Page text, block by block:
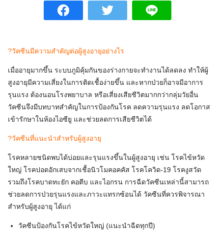
?วัคซีนมีความสำคัญต่อผู้สูงอายุอย่างไร
เมื่ออายุมากขึ้น ระบบภูมิคุ้มกันของร่างกายจะทำงานได้ลดลง ทำให้ผู้
สูงอายุมีความเสี่ยงในการติดเชื้อง่ายขึ้น และหากป่วยก็อาจมีอาการ
รุนแรง ต้องนอนโรงพยาบาล หรือเสี่ยงเสียชีวิตมากกว่ากลุ่มวัยอื่น
วัคซีนจึงมีบทบาทสำคัญในการป้องกันโรค ลดความรุนแรง ลดโอกาส
เข้ารักษาในห้องไอซียู และช่วยลดการเสียชีวิตได้
?วัคซีนที่แนะนำสำหรับผู้สูงอายุ
โรคหลายชนิดพบได้บ่อยและรุนแรงขึ้นในผู้สูงอายุ เช่น โรคไข้หวัด
ใหญ่ โรคปอดอักเสบจากเชื้อนิวโมคอคคัส โรคโควิด-19 โรคงูสวัด
รวมถึงโรคบาดทะยัก คอตีบ และไอกรน การฉีดวัคซีนเหล่านี้สามารถ
ช่วยลดการป่วยรุนแรงและภาวะแทรกซ้อนได้ วัคซีนที่ควรพิจารณา
สำหรับผู้สูงอายุ ได้แก่
วัคซีนป้องกันโรคไข้หวัดใหญ่ (แนะนำฉีดทุกปี)